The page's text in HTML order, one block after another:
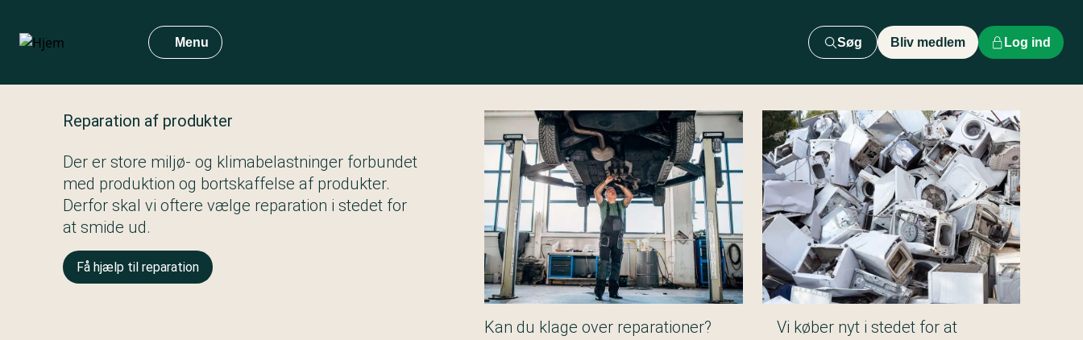
hovedindhold
Menu Søg Bliv medlem Log ind
Reparation af produkter
Der er store miljø- og klimabelastninger forbundet
med produktion og bortskaffelse af produkter.
Derfor skal vi oftere vælge reparation i stedet for
at smide ud.
Få hjælp til reparation
Kan du klage over reparationer?
Vi køber nyt i stedet for at